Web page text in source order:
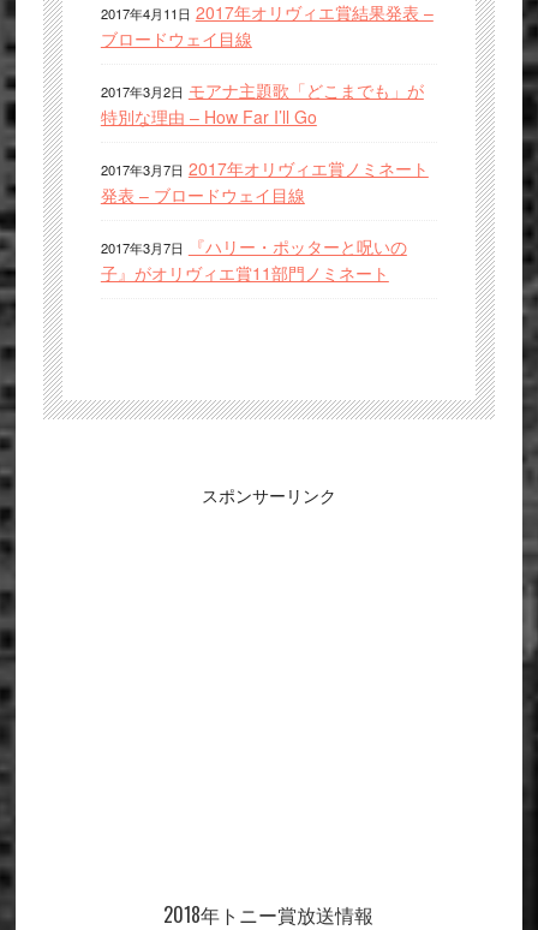
2017年4月11日 2017年オリヴィエ賞結果発表 –
ブロードウェイ目線
2017年3月2日 モアナ主題歌「どこまでも」が
特別な理由 – How Far I’ll Go
2017年3月7日 2017年オリヴィエ賞ノミネート
発表 – ブロードウェイ目線
2017年3月7日
『ハリー・ポッターと呪いの
子』がオリヴィエ賞11部門ノミネート
スポンサーリンク
2018年トニー賞放送情報